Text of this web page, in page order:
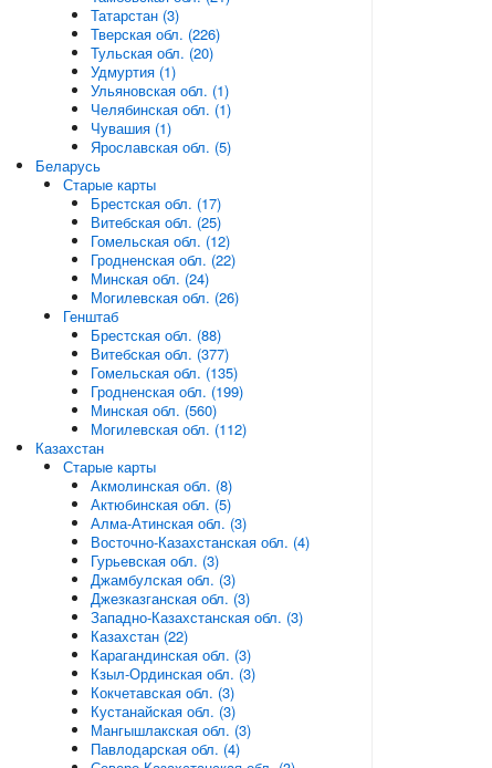
Татарстан (3)
Тверская обл. (226)
Тульская обл. (20)
Удмуртия (1)
Ульяновская обл. (1)
Челябинская обл. (1)
Чувашия (1)
Ярославская обл. (5)
Беларусь
Старые карты
Брестская обл. (17)
Витебская обл. (25)
Гомельская обл. (12)
Гродненская обл. (22)
Минская обл. (24)
Могилевская обл. (26)
Генштаб
Брестская обл. (88)
Витебская обл. (377)
Гомельская обл. (135)
Гродненская обл. (199)
Минская обл. (560)
Могилевская обл. (112)
Казахстан
Старые карты
Акмолинская обл. (8)
Актюбинская обл. (5)
Алма-Атинская обл. (3)
Восточно-Казахстанская обл. (4)
Гурьевская обл. (3)
Джамбулская обл. (3)
Джезказганская обл. (3)
Западно-Казахстанская обл. (3)
Казахстан (22)
Карагандинская обл. (3)
Кзыл-Ординская обл. (3)
Кокчетавская обл. (3)
Кустанайская обл. (3)
Мангышлакская обл. (3)
Павлодарская обл. (4)